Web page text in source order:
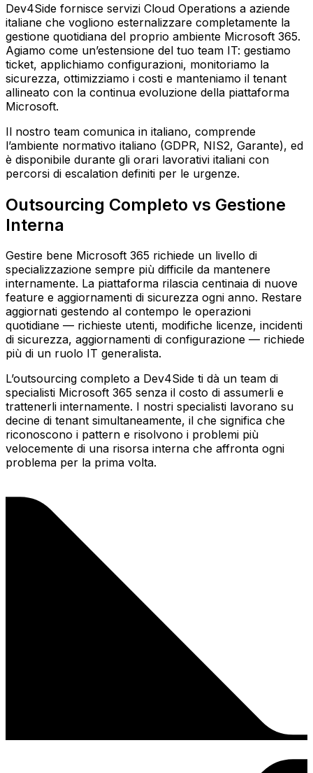
Dev4Side fornisce servizi Cloud Operations a aziende
italiane che vogliono esternalizzare completamente la
gestione quotidiana del proprio ambiente Microsoft 365.
Agiamo come un’estensione del tuo team IT: gestiamo
ticket, applichiamo configurazioni, monitoriamo la
sicurezza, ottimizziamo i costi e manteniamo il tenant
allineato con la continua evoluzione della piattaforma
Microsoft.
Il nostro team comunica in italiano, comprende
l’ambiente normativo italiano (GDPR, NIS2, Garante), ed
è disponibile durante gli orari lavorativi italiani con
percorsi di escalation definiti per le urgenze.
Outsourcing Completo vs Gestione
Interna
Gestire bene Microsoft 365 richiede un livello di
specializzazione sempre più difficile da mantenere
internamente. La piattaforma rilascia centinaia di nuove
feature e aggiornamenti di sicurezza ogni anno. Restare
aggiornati gestendo al contempo le operazioni
quotidiane — richieste utenti, modifiche licenze, incidenti
di sicurezza, aggiornamenti di configurazione — richiede
più di un ruolo IT generalista.
L’outsourcing completo a Dev4Side ti dà un team di
specialisti Microsoft 365 senza il costo di assumerli e
trattenerli internamente. I nostri specialisti lavorano su
decine di tenant simultaneamente, il che significa che
riconoscono i pattern e risolvono i problemi più
velocemente di una risorsa interna che affronta ogni
problema per la prima volta.